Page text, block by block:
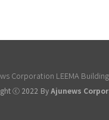
Corporation LEEMA
ⓒ 2022 ByAjunews